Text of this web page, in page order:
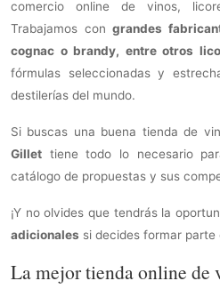
comercio online de vinos,
Trabajamos congrandes
cognac o brandy, entre otros
fórmulas seleccionadas y
destilerías del mundo.
Si buscas una buena tienda de
Gillet tiene todo lo necesario
catálogo de propuestas y sus
¡Y no olvides que tendrás la
adicionales si decides formar parte
La mejor tienda online de